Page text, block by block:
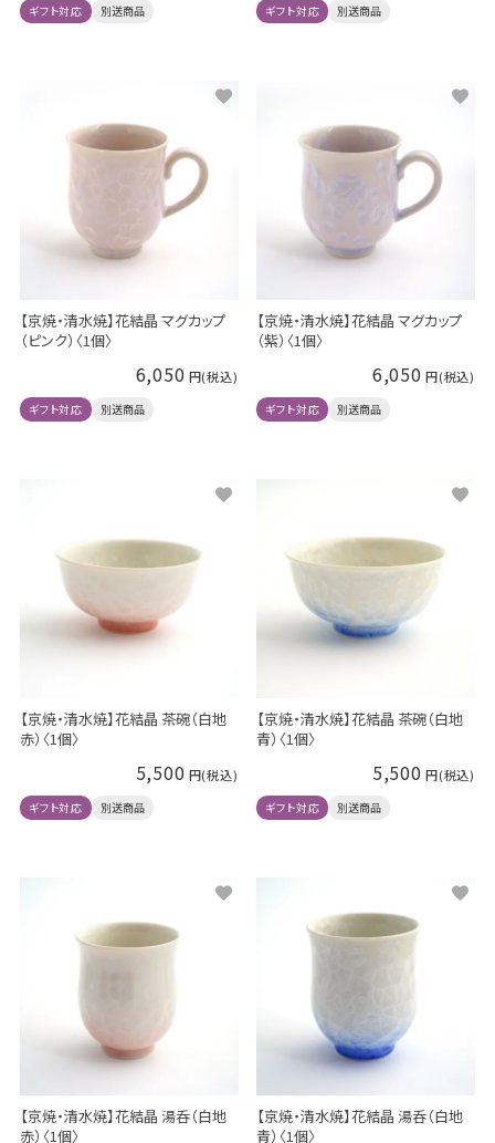
ギフト対応 別送商品 ギフト対応 別送商品
【京焼・清水焼】花結晶 マグカップ
（ピンク）〈1個〉
6,050
ギフト対応 別送商品
【京焼・清水焼】花結晶 マグカップ
（紫）〈1個〉
6,050
ギフト対応 別送商品
【京焼・清水焼】花結晶 茶碗（白地
赤）〈1個〉
5,500
ギフト対応 別送商品
【京焼・清水焼】花結晶 茶碗（白地
青）〈1個〉
5,500
ギフト対応 別送商品
【京焼・清水焼】花結晶 湯呑（白地
赤）〈1個〉
【京焼・清水焼】花結晶 湯呑（白地
青）〈1個〉